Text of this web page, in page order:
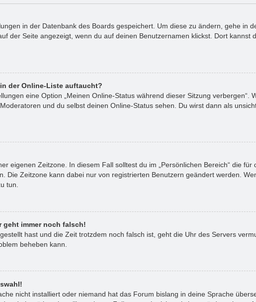
in der Datenbank des Boards gespeichert. Um diese zu ändern, gehe in
der Seite angezeigt, wenn du auf deinen Benutzernamen klickst. Dort kannst
der Online-Liste auftaucht?
eine Option „Meinen Online-Status während dieser Sitzung verbergen“.
und du selbst deinen Online-Status sehen. Du wirst dann als
eigenen Zeitzone. In diesem Fall solltest du im „Persönlichen Bereich“ die für
Die Zeitzone kann dabei nur von registrierten Benutzern geändert werden.
tun.
geht immer noch falsch!
hast und die Zeit trotzdem noch falsch ist, geht die Uhr des Servers
beheben kann.
nicht installiert oder niemand hat das Forum bislang in deine Sprache